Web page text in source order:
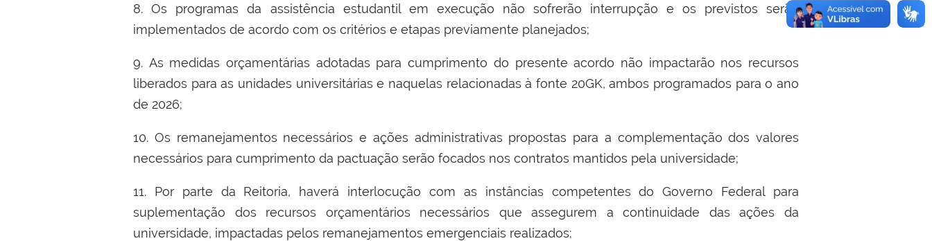
8. Os programas da assistência estudantil em execução não sofrerão interrupção e os previstos serã o
implementados de acordo com os critérios e etapas previamente planejados;
9. As medidas orçamentárias adotadas para cumprimento do presente acordo não impactarão nos recursos
liberados para as unidades universitárias e naquelas relacionadas à fonte 20GK, ambos programados para o ano
de 2026;
10. Os remanejamentos necessários e ações administrativas propostas para a complementação dos valores
necessários para cumprimento da pactuação serão focados nos contratos mantidos pela universidade;
11. Por parte da Reitoria, haverá interlocução com as instâncias competentes do Governo Federal para
suplementação dos recursos orçamentários necessários que assegurem a continuidade das ações da
universidade, impactadas pelos remanejamentos emergenciais realizados;